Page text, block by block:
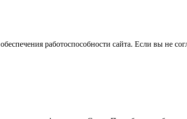
работоспособности сайта. Если вы не